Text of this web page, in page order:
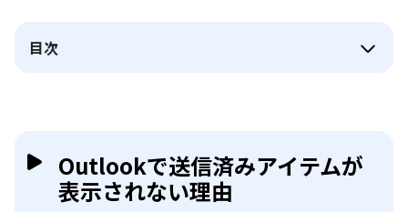
目次
Outlookで送信済みアイテムが
表示されない理由